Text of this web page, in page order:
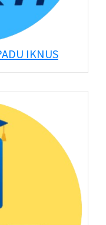
IKNUS